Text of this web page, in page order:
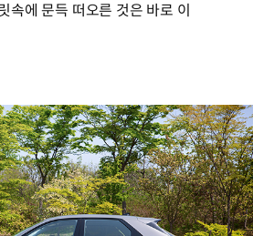
속에 문득 떠오른 것은 바로 이